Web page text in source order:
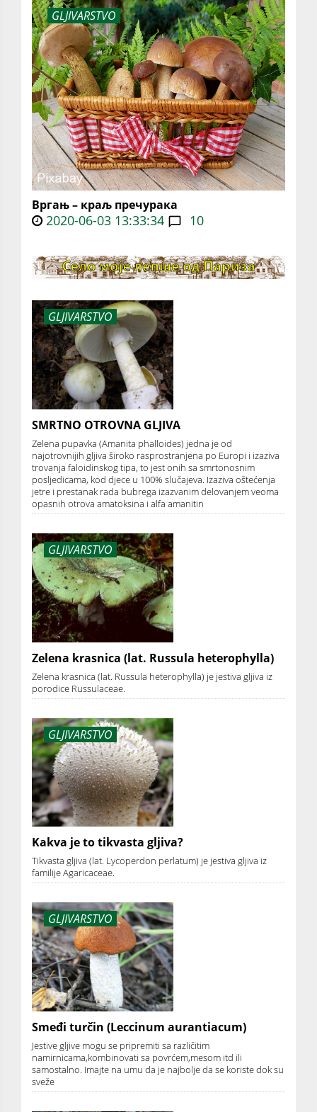
GLJIVARSTVO
Вргањ – краљ пречурака
2020-06-03 13:33:34 10
GLJIVARSTVO
SMRTNO OTROVNA GLJIVA
Zelena pupavka (Amanita phalloides) jedna je od
najotrovnijih gljiva široko rasprostranjena po Europi i izaziva
trovanja faloidinskog tipa, to jest onih sa smrtonosnim
posljedicama, kod djece u 100% slučajeva. Izaziva oštećenja
jetre i prestanak rada bubrega izazvanim delovanjem veoma
opasnih otrova amatoksina i alfa amanitin
GLJIVARSTVO
Zelena krasnica (lat. Russula heterophylla)
Zelena krasnica (lat. Russula heterophylla) je jestiva gljiva iz
porodice Russulaceae.
GLJIVARSTVO
Kakva je to tikvasta gljiva?
Tikvasta gljiva (lat. Lycoperdon perlatum) je jestiva gljiva iz
familije Agaricaceae.
GLJIVARSTVO
Smeđi turčin (Leccinum aurantiacum)
Jestive gljive mogu se pripremiti sa različitim
namirnicama,kombinovati sa povrćem,mesom itd ili
samostalno. Imajte na umu da je najbolje da se koriste dok su
sveže